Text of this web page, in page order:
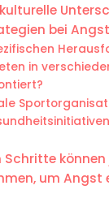
bei
in
Schritte
um Angst